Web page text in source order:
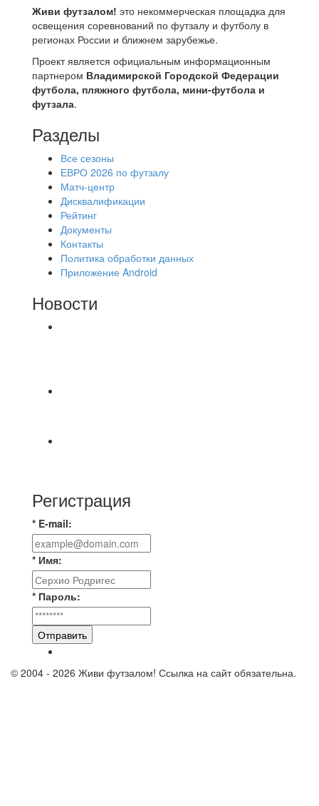
Живи футзалом! это некоммерческая площадка для
освещения соревнований по футзалу и футболу в
регионах России и ближнем зарубежье.
Проект является официальным информационным
партнером Владимирской Городской Федерации
футбола, пляжного футбола, мини-футбола и
футзала.
Разделы
Все сезоны
ЕВРО 2026 по футзалу
Матч-центр
Дисквалификации
Рейтинг
Документы
Контакты
Политика обработки данных
Приложение Android
Новости
Регистрация
* E-mail:
* Имя:
* Пароль:
Отправить
© 2004 - 2026 Живи футзалом! Ссылка на сайт обязательна.